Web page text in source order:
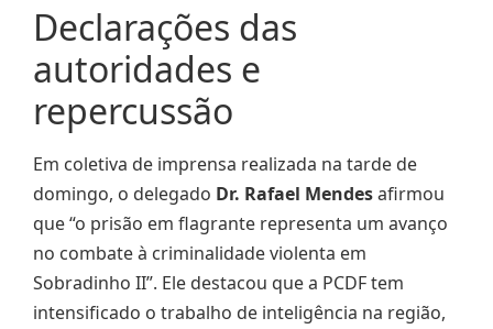
Declarações das
autoridades e
repercussão
Em coletiva de imprensa realizada na tarde de
domingo, o delegado Dr. Rafael Mendesafirmou
que “o prisão em flagrante representa um avanço
no combate à criminalidade violenta em
Sobradinho II”. Ele destacou que a PCDF tem
intensificado o trabalho de inteligência na região,